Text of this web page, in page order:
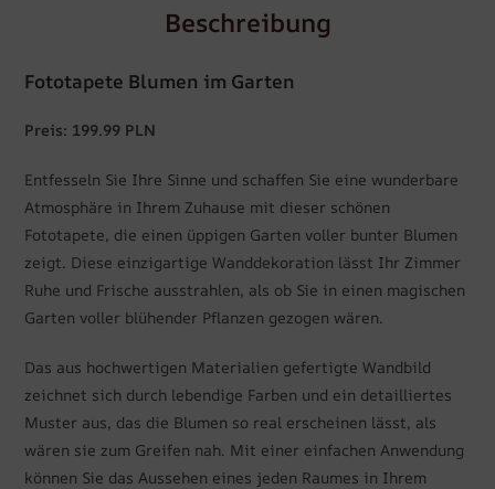
Beschreibung
Fototapete Blumen im Garten
Preis: 199.99 PLN
Entfesseln Sie Ihre Sinne und schaffen Sie eine wunderbare
Atmosphäre in Ihrem Zuhause mit dieser schönen
Fototapete, die einen üppigen Garten voller bunter Blumen
zeigt. Diese einzigartige Wanddekoration lässt Ihr Zimmer
Ruhe und Frische ausstrahlen, als ob Sie in einen magischen
Garten voller blühender Pflanzen gezogen wären.
Das aus hochwertigen Materialien gefertigte Wandbild
zeichnet sich durch lebendige Farben und ein detailliertes
Muster aus, das die Blumen so real erscheinen lässt, als
wären sie zum Greifen nah. Mit einer einfachen Anwendung
können Sie das Aussehen eines jeden Raumes in Ihrem